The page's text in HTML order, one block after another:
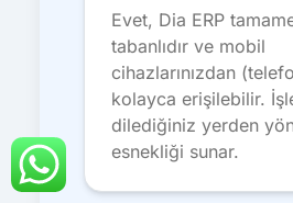
Evet, Dia ERP
tabanlıdır ve mobil
cihazlarınızdan
kolayca erişilebilir.
dilediğiniz yerden
esnekliği sunar.